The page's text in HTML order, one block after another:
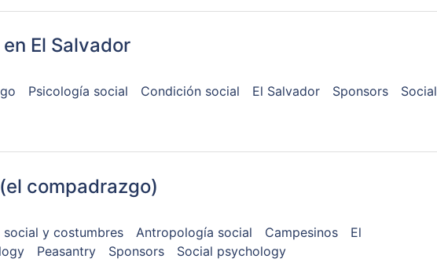
El Salvador
Psicología social Condición social El Salvador Sponsors
Social
compadrazgo)
social y costumbres Antropología social Campesinos
El
Peasantry Sponsors Social psychology